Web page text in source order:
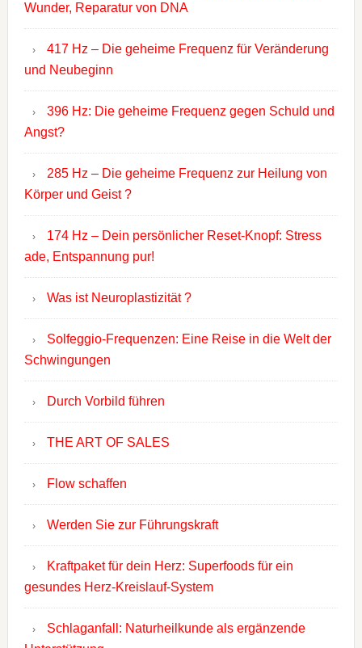
Wunder, Reparatur von DNA
417 Hz – Die geheime Frequenz für Veränderung
und Neubeginn
396 Hz: Die geheime Frequenz gegen Schuld und
Angst?
285 Hz – Die geheime Frequenz zur Heilung von
Körper und Geist ?
174 Hz – Dein persönlicher Reset-Knopf: Stress
ade, Entspannung pur!
Was ist Neuroplastizität ?
Solfeggio-Frequenzen: Eine Reise in die Welt der
Schwingungen
Durch Vorbild führen
THE ART OF SALES
Flow schaffen
Werden Sie zur Führungskraft
Kraftpaket für dein Herz: Superfoods für ein
gesundes Herz-Kreislauf-System
Schlaganfall: Naturheilkunde als ergänzende